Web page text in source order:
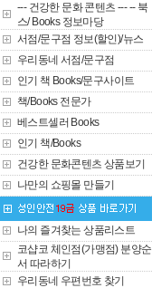
--- 건강한 문화 콘텐츠 --- -- 북
스/ Books 정보마당
서점/문구점 정보(할인)/뉴스
우리동네 서점/문구점
인기 책 Books/문구사이트
책/Books 전문가
베스트셀러 Books
인기 책/Books
건강한 문화콘텐츠 상품보기
나만의 쇼핑몰 만들기
나의 즐겨찾는 상품리스트
코샵코 체인점(가맹점) 분양순
서 따라하기
우리동네 우편번호 찾기